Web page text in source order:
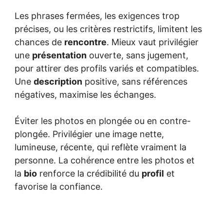
Les phrases fermées, les exigences trop
précises, ou les critères restrictifs, limitent les
chances de rencontre. Mieux vaut privilégier
une présentation ouverte, sans jugement,
pour attirer des profils variés et compatibles.
Une description positive, sans références
négatives, maximise les échanges.
Éviter les photos en plongée ou en contre-
plongée. Privilégier une image nette,
lumineuse, récente, qui reflète vraiment la
personne. La cohérence entre les photos et
la bio renforce la crédibilité du profil et
favorise la confiance.